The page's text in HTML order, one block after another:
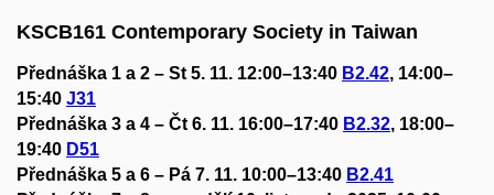
KSCB161 Contemporary Society in Taiwan
Přednáška 1 a 2 – St 5. 11. 12:00–13:40 B2.42, 14:00–
15:40 J31
Přednáška 3 a 4 – Čt 6. 11. 16:00–17:40 B2.32, 18:00–
19:40 D51
Přednáška 5 a 6 – Pá 7. 11. 10:00–13:40 B2.41